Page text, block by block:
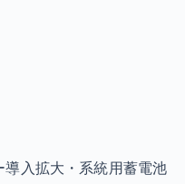
入拡大・系統用蓄電池